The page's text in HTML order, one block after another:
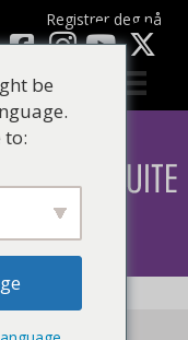
Registrer deg nå
YouTube
be
to: